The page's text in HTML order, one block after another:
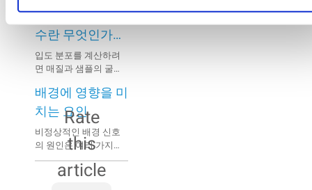
의해 발생한 외부 신호
입니다.
굴절률과 흡수 계
수란 무엇인가
요?
입도 분포를 계산하려
면 매질과 샘플의 굴절
계수가 필요합니다.
배경에 영향을 미
치는 요인
비정상적인 배경 신호
의 원인은 여러 가지가
있습니다. 예를 들어, 광
학 시스템 정렬이 제대
Rate
this
article